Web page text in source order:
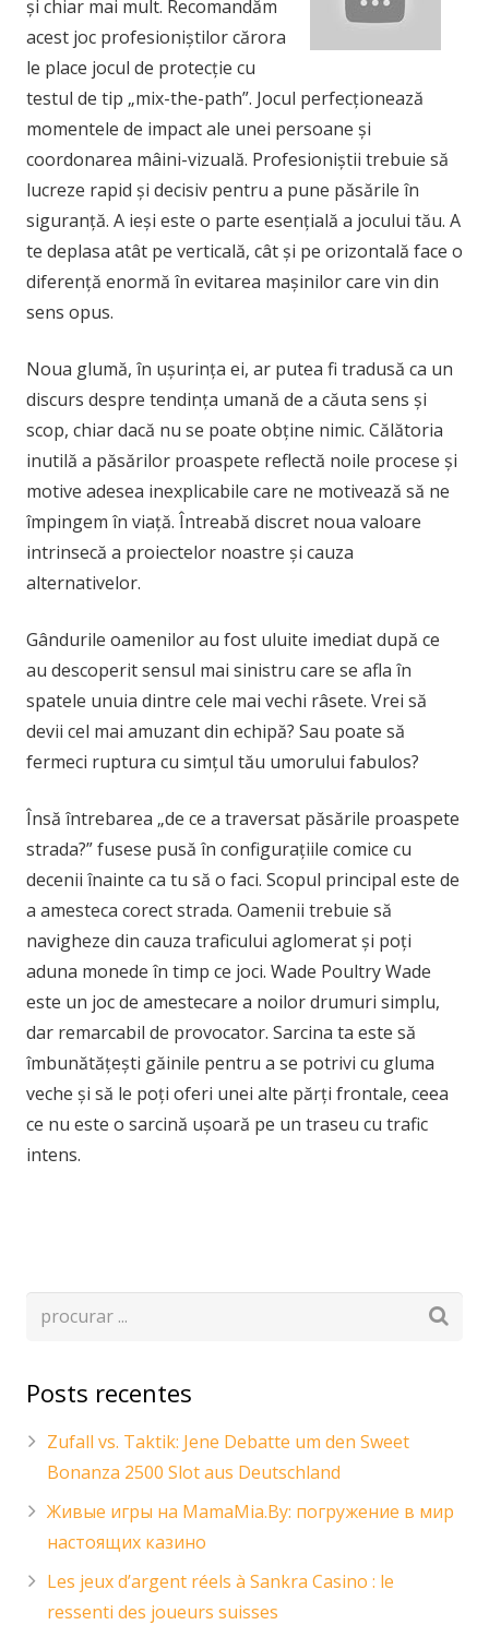
și chiar mai mult. Recomandăm
acest joc profesioniștilor cărora
le place jocul de protecție cu
testul de tip „mix-the-path”. Jocul perfecționează
momentele de impact ale unei persoane și
coordonarea mâini-vizuală. Profesioniștii trebuie să
lucreze rapid și decisiv pentru a pune păsările în
siguranță. A ieși este o parte esențială a jocului tău. A
te deplasa atât pe verticală, cât și pe orizontală face o
diferență enormă în evitarea mașinilor care vin din
sens opus.
Noua glumă, în ușurința ei, ar putea fi tradusă ca un
discurs despre tendința umană de a căuta sens și
scop, chiar dacă nu se poate obține nimic. Călătoria
inutilă a păsărilor proaspete reflectă noile procese și
motive adesea inexplicabile care ne motivează să ne
împingem în viață. Întreabă discret noua valoare
intrinsecă a proiectelor noastre și cauza
alternativelor.
Gândurile oamenilor au fost uluite imediat după ce
au descoperit sensul mai sinistru care se afla în
spatele unuia dintre cele mai vechi râsete. Vrei să
devii cel mai amuzant din echipă? Sau poate să
fermeci ruptura cu simțul tău umorului fabulos?
Însă întrebarea „de ce a traversat păsările proaspete
strada?” fusese pusă în configurațiile comice cu
decenii înainte ca tu să o faci. Scopul principal este de
a amesteca corect strada. Oamenii trebuie să
navigheze din cauza traficului aglomerat și poți
aduna monede în timp ce joci. Wade Poultry Wade
este un joc de amestecare a noilor drumuri simplu,
dar remarcabil de provocator. Sarcina ta este să
îmbunătățești găinile pentru a se potrivi cu gluma
veche și să le poți oferi unei alte părți frontale, ceea
ce nu este o sarcină ușoară pe un traseu cu trafic
intens.
Posts recentes
Zufall vs. Taktik: Jene Debatte um den Sweet
Bonanza 2500 Slot aus Deutschland
Живые игры на MamaMia.By: погружение в мир
настоящих казино
Les jeux d’argent réels à Sankra Casino : le
ressenti des joueurs suisses